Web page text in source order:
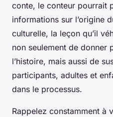
conte, le conteur pourrait
informations sur l’origine
culturelle, la leçon qu’il
non seulement de donner
l’histoire, mais aussi de
participants, adultes et
dans le processus.
Rappelez constamment à